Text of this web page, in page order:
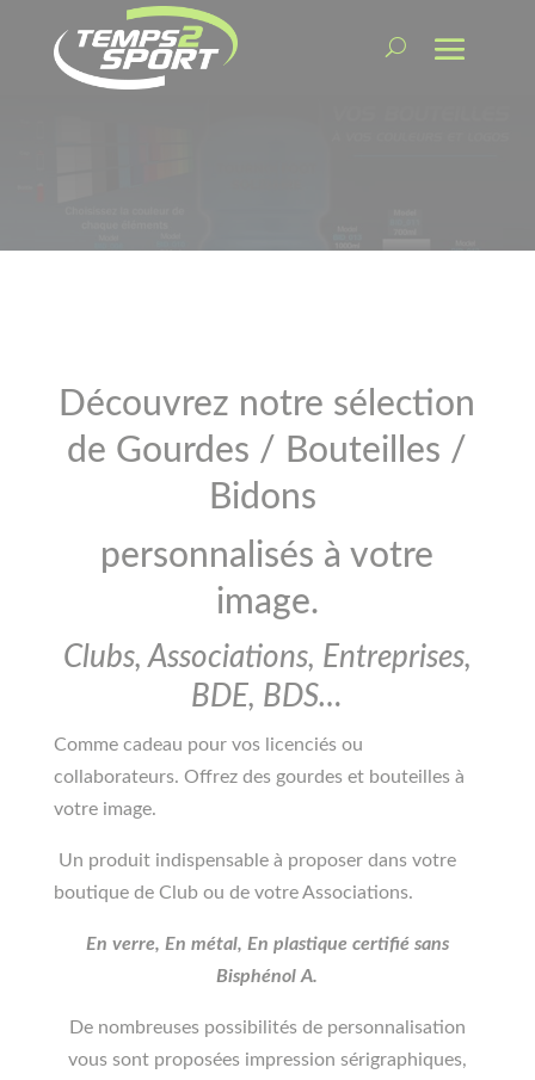
Découvrez notre sélection
de Gourdes / Bouteilles /
Bidons
personnalisés à votre
image.
Clubs, Associations, Entreprises,
BDE, BDS…
Comme cadeau pour vos licenciés ou
collaborateurs. Offrez des gourdes et bouteilles à
votre image.
Un produit indispensable à proposer dans votre
boutique de Club ou de votre Associations.
En verre, En métal, En plastique certifié sans
Bisphénol A.
De nombreuses possibilités de personnalisation
vous sont proposées impression sérigraphiques,